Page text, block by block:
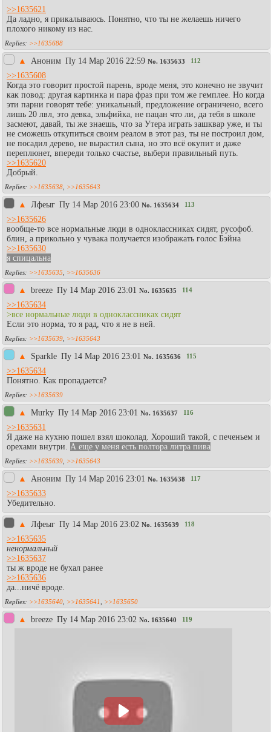
>>1635621
Да ладно, я прикалываюсь. Понятно, что ты не желаешь ничего
плохого никому из нас.
>>1635688
▲ Аноним Пy 14 Мар 2016 22:59 No. 1635633 112
>>1635608
Когда это говорит простой парень, вроде меня, это конечно не звучит
как повод: другая картинка и пара фраз при том же гемплее. Но когда
эти парни говорят тебе: уникальный, предложение ограничено, всего
лишь 20 лвл, это девка, эльфийка, не пацан что ли, да тебя в школе
засмеют, давай, ты же знаешь, что за Утера играть зашквар уже, и ты
не сможешь откупиться своим реалом в этот раз, ты не построил дом,
не посадил дерево, не вырастил сына, но это всё окупит и даже
переплюнет, впереди только счастье, выбери правильный путь.
>>1635620
Добрый.
>>1635638 >>1635643
▲ Лфеыг Пy 14 Мар 2016 23:00 No. 1635634 113
>>1635626
вообще-то все нормальные люди в одноклассниках сидят, русофоб.
блин, а прикольно у чувака получается изображать голос Бэйна
>>1635630
я спицальна
>>1635635 >>1635636
▲ breeze Пy 14 Мар 2016 23:01 No. 1635635 114
>>1635634
>все нормальные люди в одноклассниках сидят
Если это норма, то я рад, что я не в ней.
>>1635639 >>1635643
▲ Sparkle Пy 14 Мар 2016 23:01 No. 1635636 115
>>1635634
Понятно. Как пропадается?
>>1635639
▲ Murky Пy 14 Мар 2016 23:01 No. 1635637 116
>>1635631
Я даже на кухню пошел взял шоколад. Хороший такой, с печеньем и
орехами внутри. А еще у меня есть полтора литра пива
>>1635639 >>1635643
▲ Аноним Пy 14 Мар 2016 23:01 No. 1635638 117
>>1635633
Убедительно.
▲ Лфеыг Пy 14 Мар 2016 23:02 No. 1635639 118
>>1635635
ненормальный
>>1635637
ты ж вроде не бухал ранее
>>1635636
да...ничё вроде.
>>1635640 >>1635641 >>1635650
▲ breeze Пy 14 Мар 2016 23:02 No. 1635640 119